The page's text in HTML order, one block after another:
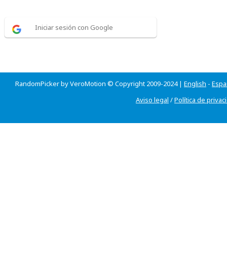
Iniciar sesión con Google
RandomPicker by VeroMotion © Copyright 2009-2024 | English -
Aviso legal /Política de